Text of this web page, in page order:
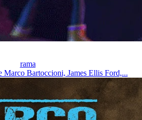
rama
Marco Bartoccioni, James Ellis Ford,...